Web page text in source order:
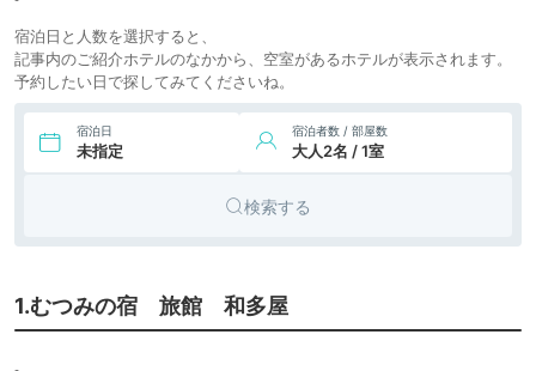
宿泊日と人数を選択すると、
記事内のご紹介ホテルのなかから、空室があるホテルが表示されます。
予約したい日で探してみてくださいね。
宿泊日
未指定
宿泊者数 / 部屋数
大人2名 / 1室
検索する
1.むつみの宿 旅館 和多屋